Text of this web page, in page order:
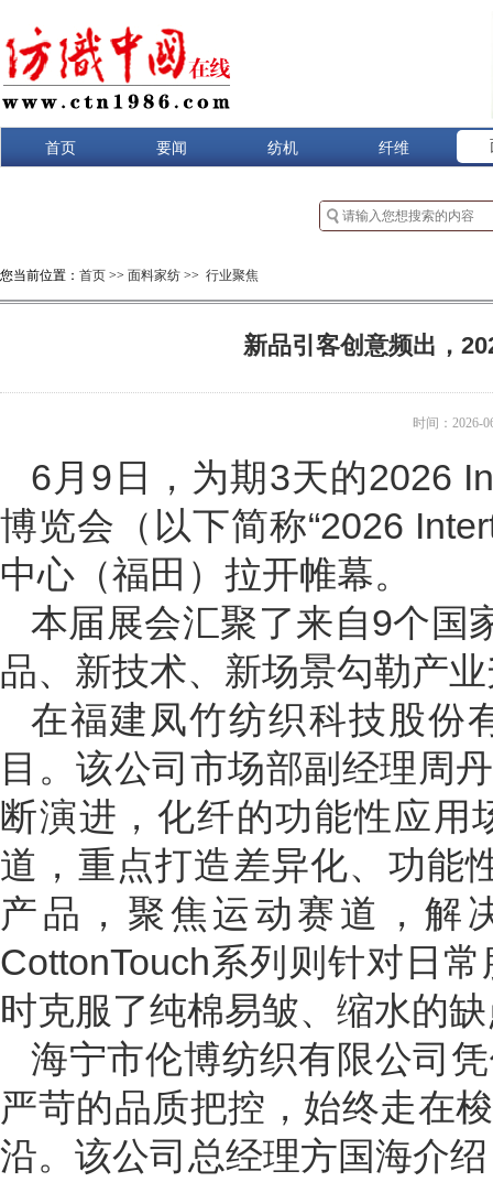
首页 要闻 纺机 纤维
您当前位置： 首页 >> 面料家纺 >> 行业聚焦
新品引客创意频出，
时间：2026-
6月9日，为期3天的2026
博览会（以下简称“2026
中心（福田）拉开帷幕。
本届展会汇聚了来自9个国
品、新技术、新场景勾勒产
在福建凤竹纺织科技股份
目。该公司市场部副经理周
断演进，化纤的功能性应用
道，重点打造差异化、功能
产品，聚焦运动赛道，解
CottonTouch系列则针对日
时克服了纯棉易皱、缩水的
海宁市伦博纺织有限公司
严苛的品质把控，始终走在
沿。该公司总经理方国海介